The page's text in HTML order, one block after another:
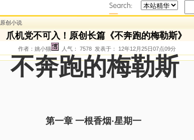
原创小说
爪机党不可入！原创长篇《不奔跑的梅勒斯》
作者：姚小猫 人气： 7578 发表于： 12年12月25日07点09分
不奔跑的梅勒斯
第一章 一根香烟·星期一